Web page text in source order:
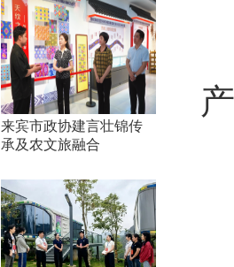
来宾市政协建言壮锦传
承及农文旅融合